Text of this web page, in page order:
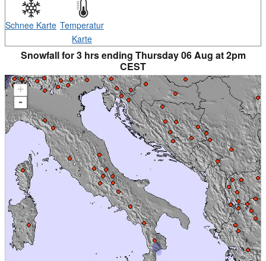
Schnee Karte Temperatur
Karte
Snowfall for 3 hrs ending Thursday 06 Aug at 2pm
CEST
+
-